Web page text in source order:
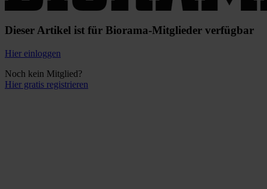
Dieser Artikel ist für Biorama-Mitglieder verfügbar
Hier einloggen
Noch kein Mitglied?
Hier gratis registrieren